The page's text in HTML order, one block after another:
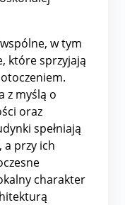
w tym
które sprzyjają
z myślą o
oraz
spełniają
a przy ich
charakter